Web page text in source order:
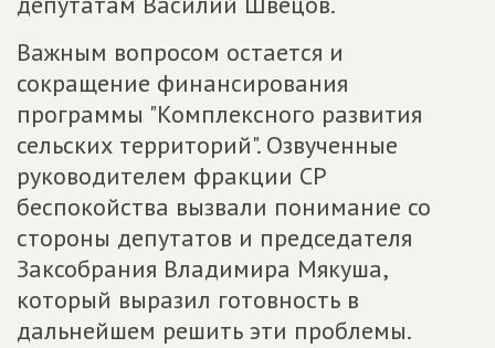
Важным вопросом остается и
сокращение финансирования
программы "Комплексного развития
сельских территорий". Озвученные
руководителем фракции СР
беспокойства вызвали понимание со
стороны депутатов и председателя
Заксобрания Владимира Мякуша,
который выразил готовность в
дальнейшем решить эти проблемы.